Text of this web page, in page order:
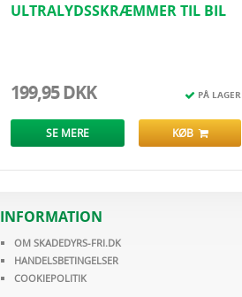
ULTRALYDSSKRÆMMER TIL BIL
199,95 DKK PÅ LAGER
SE MERE KØB
INFORMATION
OM SKADEDYRS-FRI.DK
HANDELSBETINGELSER
COOKIEPOLITIK